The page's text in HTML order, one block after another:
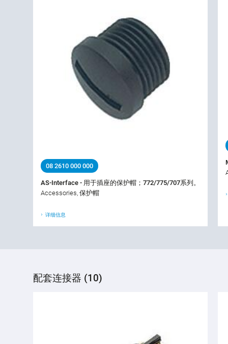
08 2610 000 000
AS-Interface - 用于插座的保护帽；772/775/707系列。
Accessories, 保护帽
详细信息
配套连接器 (10)